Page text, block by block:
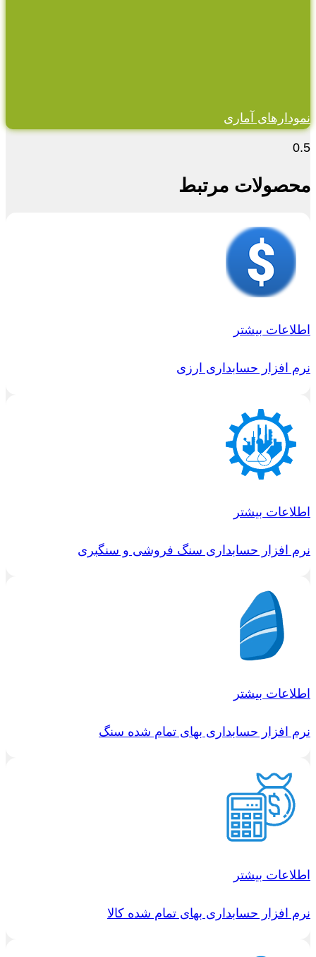
نمودارهای آماری
محصولات مرتبط
اطلاعات بیشتر
نرم افزار حسابداری ارزی
اطلاعات بیشتر
نرم افزار حسابداری سنگ فروشی و سنگبری
اطلاعات بیشتر
نرم افزار حسابداری بهای تمام شده سنگ
اطلاعات بیشتر
نرم افزار حسابداری بهای تمام شده کالا